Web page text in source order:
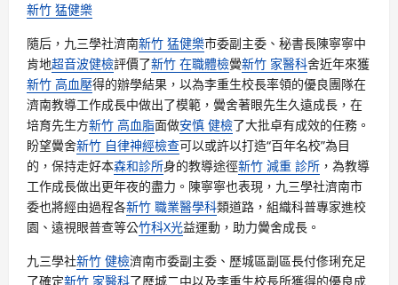
新竹 猛健樂
隨后，九三學社濟南新竹 猛健樂市委副主委、秘書長陳寧寧中
肯地超音波健檢評價了新竹 在職體檢黌新竹 家醫科舍近年來獲
新竹 高血壓得的辦學結果，以為李重生校長率領的優良團隊在
濟南教導工作成長中做出了模範，黌舍著眼先生久遠成長，在
培育先生方新竹 高血脂面做安慎 健檢了大批卓有成效的任務。
盼望黌舍新竹 自律神經檢查可以或許以打造“百年名校”為目
的，保持走好本森和診所身的教導途徑新竹 減重 診所 ，為教導
工作成長做出更年夜的盡力。陳寧寧也表現，九三學社濟南市
委也將經由過程各新竹 職業醫學科類道路，組織科普專家進校
園、遠視眼普查等公竹科X光益運動，助力黌舍成長。
九三學社新竹 健檢濟南市委副主委、歷城區副區長付俢琍充足
了確定新竹 家醫科了歷城二中以及李重生校長所獲得的優良成